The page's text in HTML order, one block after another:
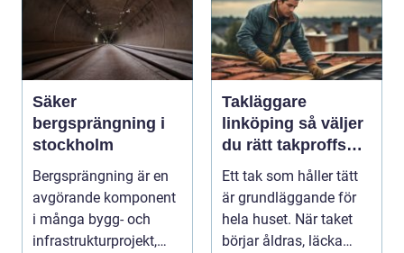
Säker
bergsprängning i
stockholm
Bergsprängning är en
avgörande komponent
i många bygg- och
infrastrukturprojekt,
Takläggare
linköping så väljer
du rätt takproffs
för ditt hus
Ett tak som håller tätt
är grundläggande för
hela huset. När taket
börjar åldras, läcka